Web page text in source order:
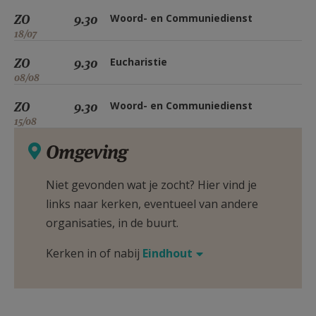
ZO
18/07
9.30 Woord- en Communiedienst
ZO
08/08
9.30 Eucharistie
ZO
15/08
9.30 Woord- en Communiedienst
Omgeving
Niet gevonden wat je zocht? Hier vind je
links naar kerken, eventueel van andere
organisaties, in de buurt.
Kerken in of nabij Eindhout